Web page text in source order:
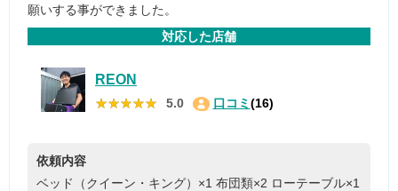
願いする事ができました。
対応した店舗
REON
★★★★★
★★★★★ 5.0 口コミ (16)
依頼内容
ベッド（クイーン・キング）×1 布団類×2 ローテーブル×1